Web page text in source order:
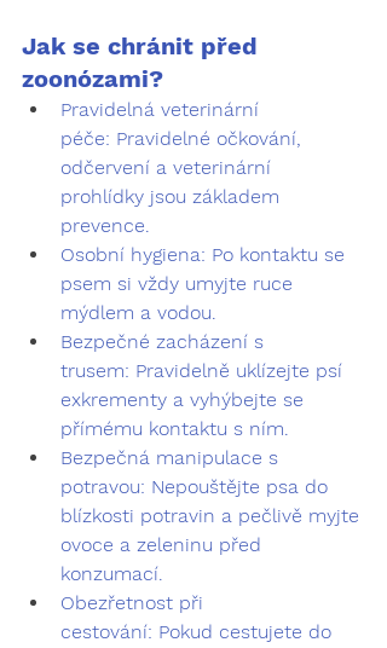
Jak se chránit před
zoonózami?
Pravidelná veterinární
péče: Pravidelné očkování,
odčervení a veterinární
prohlídky jsou základem
prevence.
Osobní hygiena: Po kontaktu se
psem si vždy umyjte ruce
mýdlem a vodou.
Bezpečné zacházení s
trusem: Pravidelně uklízejte psí
exkrementy a vyhýbejte se
přímému kontaktu s ním.
Bezpečná manipulace s
potravou: Nepouštějte psa do
blízkosti potravin a pečlivě myjte
ovoce a zeleninu před
konzumací.
Obezřetnost při
cestování: Pokud cestujete do